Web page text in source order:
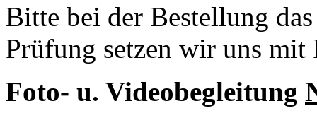
Bitte bei der Bestellung
Prüfung setzen wir uns
Foto- u. Videobegleitung